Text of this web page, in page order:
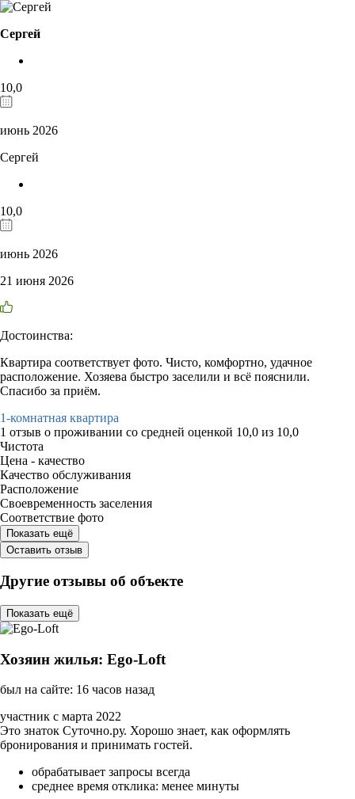
Сергей
10,0
июнь 2026
Сергей
10,0
июнь 2026
21 июня 2026
Достоинства:
Квартира соответствует фото. Чисто, комфортно, удачное
расположение. Хозяева быстро заселили и всё пояснили.
Спасибо за приём.
1-комнатная квартира
1 отзыв о проживании со средней оценкой 10,0 из 10,0
Чистота
Цена - качество
Качество обслуживания
Расположение
Своевременность заселения
Соответствие фото
Показать ещё
Оставить отзыв
Другие отзывы об объекте
Показать ещё
Хозяин жилья: Ego-Loft
был на сайте: 16 часов назад
участник с марта 2022
Это знаток Суточно.ру. Хорошо знает, как оформлять
бронирования и принимать гостей.
обрабатывает запросы всегда
среднее время отклика: менее минуты